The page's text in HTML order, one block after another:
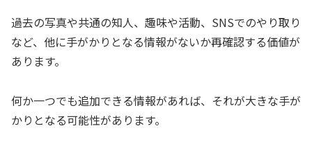
過去の写真や共通の知人、趣味や活動、SNSでのやり取り
など、他に手がかりとなる情報がないか再確認する価値が
あります。
何か一つでも追加できる情報があれば、それが大きな手が
かりとなる可能性があります。